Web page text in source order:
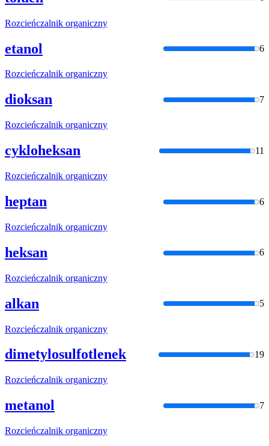
Rozcieńczalnik organiczny
etanol 6
Rozcieńczalnik organiczny
dioksan 7
Rozcieńczalnik organiczny
cykloheksan 11
Rozcieńczalnik organiczny
heptan 6
Rozcieńczalnik organiczny
heksan 6
Rozcieńczalnik organiczny
alkan 5
Rozcieńczalnik organiczny
dimetylosulfotlenek 19
Rozcieńczalnik organiczny
metanol 7
Rozcieńczalnik organiczny